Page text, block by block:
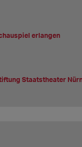
erlangen
Staatstheater